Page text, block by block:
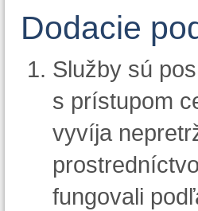
Dodacie
Služby sú
s prístupom
vyvíja
fungovali